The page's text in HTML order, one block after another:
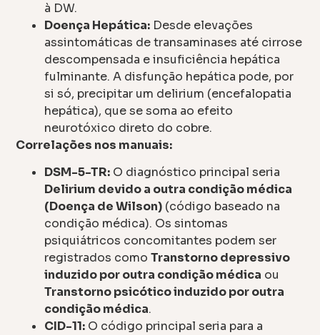
à DW.
Doença Hepática: Desde elevações
assintomáticas de transaminases até cirrose
descompensada e insuficiência hepática
fulminante. A disfunção hepática pode, por
si só, precipitar um delirium (encefalopatia
hepática), que se soma ao efeito
neurotóxico direto do cobre.
Correlações nos manuais:
DSM-5-TR: O diagnóstico principal seria
Delirium devido a outra condição médica
(Doença de Wilson) (código baseado na
condição médica). Os sintomas
psiquiátricos concomitantes podem ser
registrados comoTranstorno depressivo
induzido por outra condição médica ou
Transtorno psicótico induzido por outra
condição médica.
CID-11: O código principal seria para a